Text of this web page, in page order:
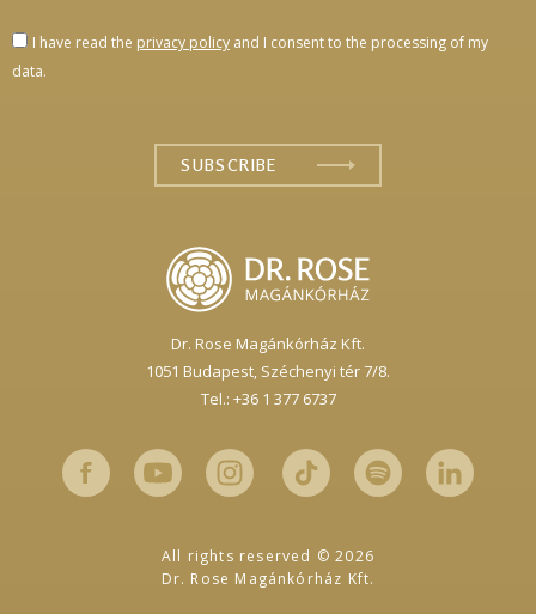
Dr. Rose Magánkórház Kft.
1051 Budapest,Széchenyi tér 7/8.
Tel.: +36 1 377 6737
I have read the privacy policy and I consent to the processing of my
data.
All rights reserved © 2026
Dr. Rose Magánkórház Kft.